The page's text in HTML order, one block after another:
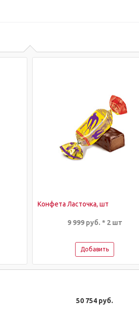
Конфета Ласточка, шт
9 999 руб. * 2 шт
Добавить
50 754 руб.